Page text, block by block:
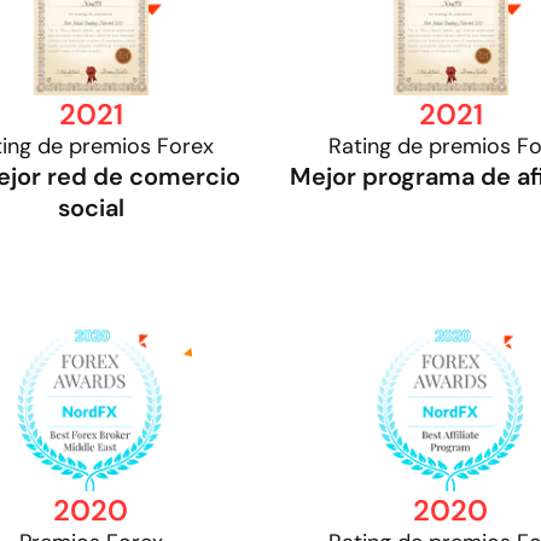
2021
de premios Forex
red de comercio
social
2021
Rating de premios
Mejor programa de
2020 2020